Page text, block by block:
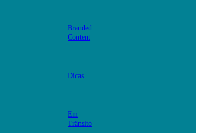
Branded
Content
Dicas
Em
Trânsito